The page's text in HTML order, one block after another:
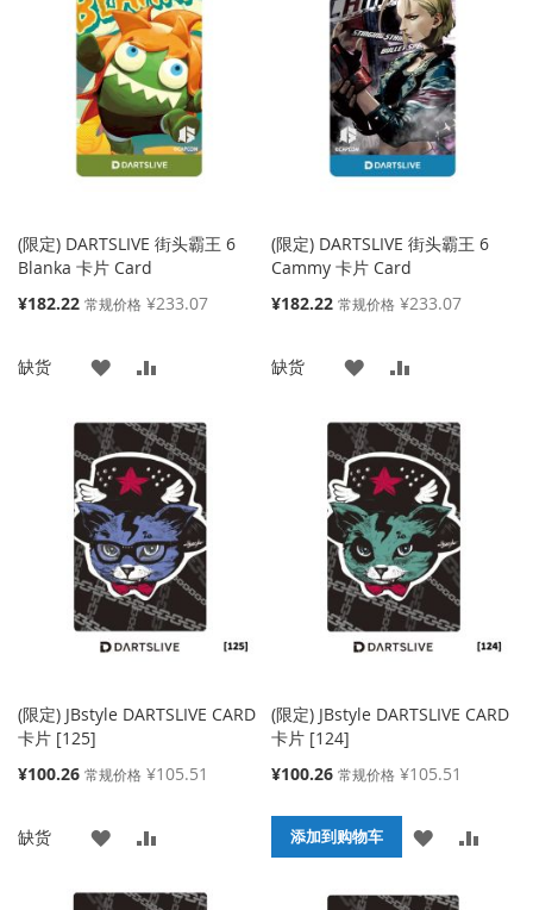
收
藏
夹
收
藏
夹
比
较
(限定) DARTSLIVE 街头霸王 6
Blanka 卡片 Card
特
格
¥182.22 常规价格 ¥233.07
缺货
添
到
收
藏
夹
并
比
较
(限定) DARTSLIVE 街头霸王 6
Cammy 卡片 Card
特
格
¥182.22 常规价格 ¥233.07
缺货
添
到
收
藏
夹
并
比
较
(限定) JBstyle DARTSLIVE CARD
卡片 [125]
特
格
¥100.26 常规价格 ¥105.51
缺货
添
(限定) JBstyle DARTSLIVE CARD
卡片 [124]
特
价
¥100.26 常规价格 ¥105.51
添加到购物车
添